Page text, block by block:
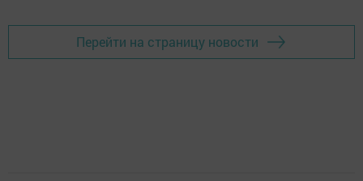
Перейти на страницу новости